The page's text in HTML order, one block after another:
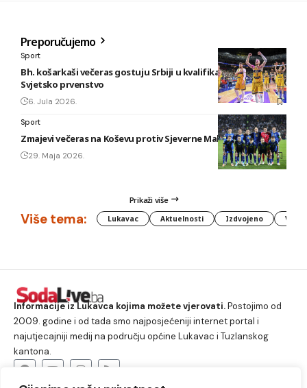
Preporučujemo
Sport
Bh. košarkaši večeras gostuju Srbiji u kvalifikacijama za
Svjetsko prvenstvo
6. Jula 2026.
Sport
Zmajevi večeras na Koševu protiv Sjeverne Makedonije
29. Maja 2026.
Prikaži više
Više tema: Lukavac Aktuelnosti Izdvojeno
Informacije iz Lukavca kojima možete vjerovati.Postojimo od
2009. godine i od tada smo najposjećeniji internet portal i
najutjecajniji medij na području općine Lukavac i Tuzlanskog
kantona.